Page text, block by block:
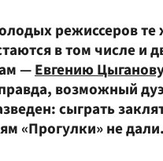
режиссеров те
в том числе и
—Евгению
возможный
сыграть
«Прогулки» не дали.